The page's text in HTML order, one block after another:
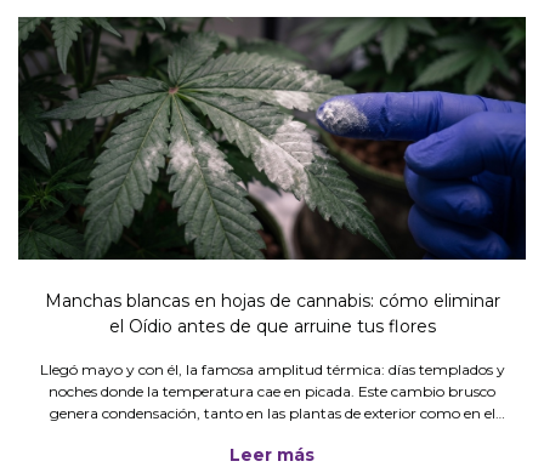
Manchas blancas en hojas de cannabis: cómo eliminar
el Oídio antes de que arruine tus flores
Llegó mayo y con él, la famosa amplitud térmica: días templados y
noches donde la temperatura cae en picada. Este cambio brusco
genera condensación, tanto en las plantas de exterior como en el
Leer más